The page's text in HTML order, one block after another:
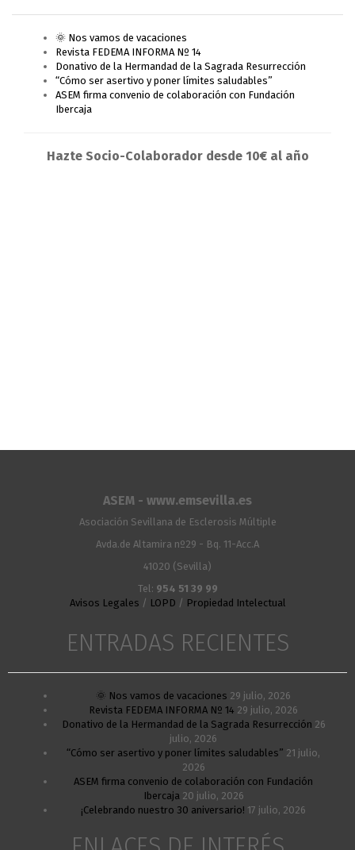
🌞 Nos vamos de vacaciones
Revista FEDEMA INFORMA Nº 14
Donativo de la Hermandad de la Sagrada Resurrección
“Cómo ser asertivo y poner límites saludables”
ASEM firma convenio de colaboración con Fundación
Ibercaja
Hazte Socio-Colaborador desde 10€ al año
ASEM - www.emsevilla.es
Asociación Sevillana de Esclerosis Múltiple
Avda.de Altamira nº29 - Bq. 11-Acc.A
41020 (Sevilla)
Tel: 954 51 39 99
Avisos Legales / LOPD / Propiedad Intelectual
ENTRADAS RECIENTES
🌞 Nos vamos de vacaciones 29 julio, 2026
Revista FEDEMA INFORMA Nº 14 29 julio, 2026
Donativo de la Hermandad de la Sagrada Resurrección 26
julio, 2026
“Cómo ser asertivo y poner límites saludables” 21 julio,
2026
ASEM firma convenio de colaboración con Fundación
Ibercaja 20 julio, 2026
¡Celebrando nuestro 30 aniversario! 17 julio, 2026